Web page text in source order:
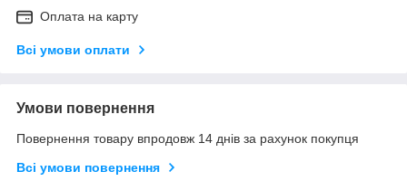
Оплата на карту
Всі умови оплати
Умови повернення
Повернення товару впродовж 14 днів за рахунок покупця
Всі умови повернення